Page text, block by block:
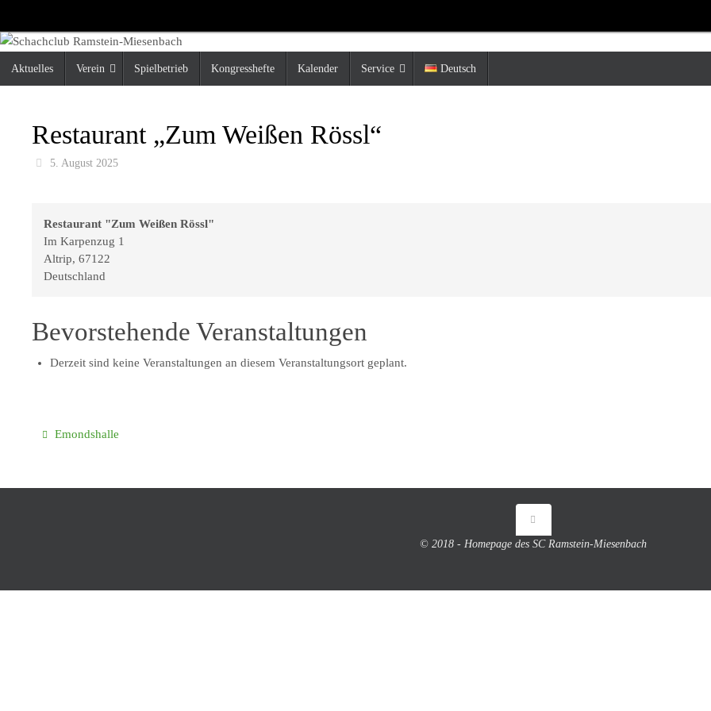
Inhalt
springen
Inhalt
Aktuelles Verein Spielbetrieb Kongresshefte Kalender Service Deutsch
Restaurant „Zum Weißen Rössl“
5. August 2025
Restaurant "Zum Weißen Rössl"
Im Karpenzug 1
Altrip, 67122
Deutschland
Bevorstehende Veranstaltungen
Derzeit sind keine Veranstaltungen an diesem Veranstaltungsort geplant.
Emondshalle
© 2018 - Homepage des SC Ramstein-Miesenbach